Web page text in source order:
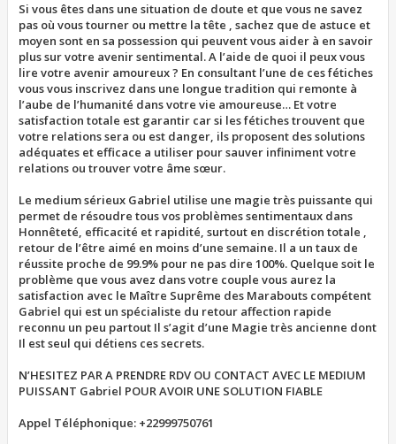
Si vous êtes dans une situation de doute et que vous ne savez
pas où vous tourner ou mettre la tête , sachez que de astuce et
moyen sont en sa possession qui peuvent vous aider à en savoir
plus sur votre avenir sentimental. A l’aide de quoi il peux vous
lire votre avenir amoureux ? En consultant l’une de ces fétiches
vous vous inscrivez dans une longue tradition qui remonte à
l’aube de l’humanité dans votre vie amoureuse… Et votre
satisfaction totale est garantir car si les fétiches trouvent que
votre relations sera ou est danger, ils proposent des solutions
adéquates et efficace a utiliser pour sauver infiniment votre
relations ou trouver votre âme sœur.
Le medium sérieux Gabriel utilise une magie très puissante qui
permet de résoudre tous vos problèmes sentimentaux dans
Honnêteté, efficacité et rapidité, surtout en discrétion totale ,
retour de l’être aimé en moins d’une semaine. Il a un taux de
réussite proche de 99.9% pour ne pas dire 100%. Quelque soit le
problème que vous avez dans votre couple vous aurez la
satisfaction avec le Maître Suprême des Marabouts compétent
Gabriel qui est un spécialiste du retour affection rapide
reconnu un peu partout Il s’agit d’une Magie très ancienne dont
Il est seul qui détiens ces secrets.
N’HESITEZ PAR A PRENDRE RDV OU CONTACT AVEC LE MEDIUM
PUISSANT Gabriel POUR AVOIR UNE SOLUTION FIABLE
Appel Téléphonique: +22999750761